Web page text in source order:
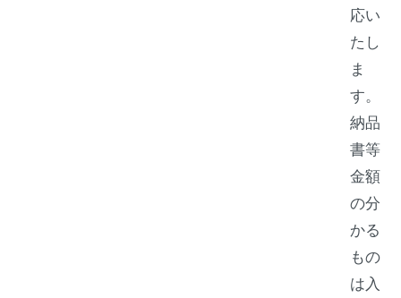
応い
たし
ま
す。
納品
書等
金額
の分
かる
もの
は入